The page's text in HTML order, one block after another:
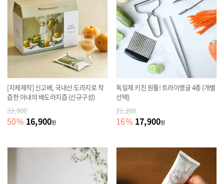
[자체제작] 신고배, 국내산 도라지로 착
즙한 아내의 배도라지즙 (신규구성)
33,900
50% 16,900원
독일제 키친 원툴! 트라이앵글 4종 (개별
선택)
21,200
16% 17,900원